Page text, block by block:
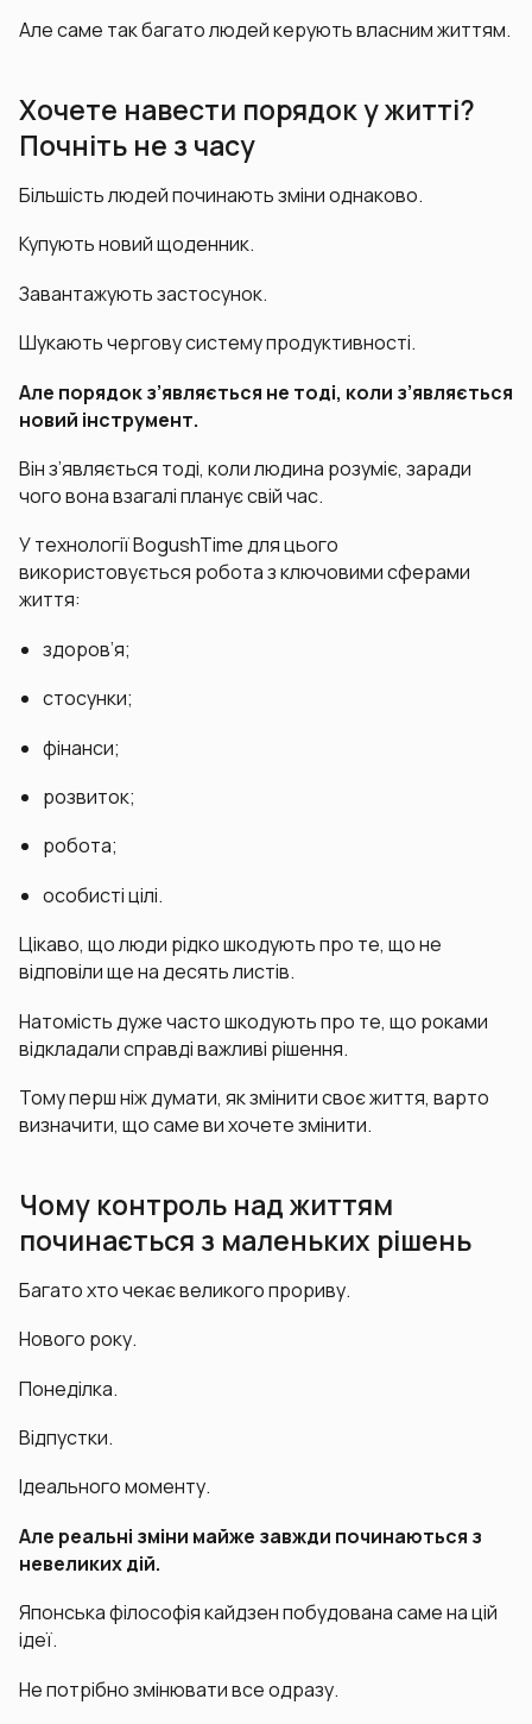
Але саме так багато людей керують власним життям.
Хочете навести порядок у житті?
Почніть не з часу
Більшість людей починають зміни однаково.
Купують новий щоденник.
Завантажують застосунок.
Шукають чергову систему продуктивності.
Але порядок з’являється не тоді, коли з’являється
новий інструмент.
Він з’являється тоді, коли людина розуміє, заради
чого вона взагалі планує свій час.
У технології BogushTime для цього
використовується робота з ключовими сферами
життя:
здоров’я;
стосунки;
фінанси;
розвиток;
робота;
особисті цілі.
Цікаво, що люди рідко шкодують про те, що не
відповіли ще на десять листів.
Натомість дуже часто шкодують про те, що роками
відкладали справді важливі рішення.
Тому перш ніж думати, як змінити своє життя, варто
визначити, що саме ви хочете змінити.
Чому контроль над життям
починається з маленьких рішень
Багато хто чекає великого прориву.
Нового року.
Понеділка.
Відпустки.
Ідеального моменту.
Але реальні зміни майже завжди починаються з
невеликих дій.
Японська філософія кайдзен побудована саме на цій
ідеї.
Не потрібно змінювати все одразу.